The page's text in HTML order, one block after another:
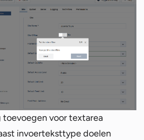
voor textarea
invoerteksttype doelen